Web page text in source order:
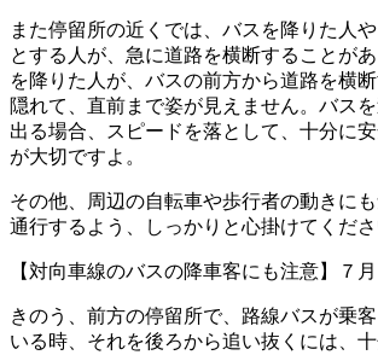
また停留所の近くでは、バスを降りた人
とする人が、急に道路を横断することが
を降りた人が、バスの前方から道路を横
隠れて、直前まで姿が見えません。バス
出る場合、スピードを落として、十分に
が大切ですよ。
その他、周辺の自転車や歩行者の動きに
通行するよう、しっかりと心掛けてくださ
【対向車線のバスの降車客にも注意】７月
きのう、前方の停留所で、路線バスが乗
いる時、それを後ろから追い抜くには、